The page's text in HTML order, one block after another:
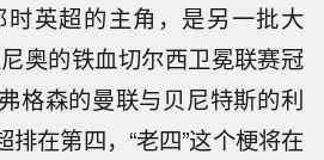
英超的主角，是另一批大
奥的铁血切尔西卫冕联赛冠
格森的曼联与贝尼特斯的利
在第四，“老四”这个梗将在